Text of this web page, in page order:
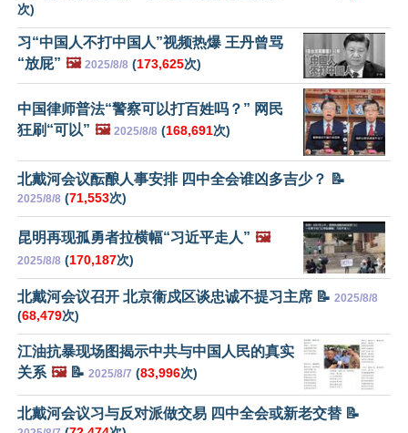
次)
习“中国人不打中国人”视频热爆 王丹曾骂
“放屁” 🖼️ 2025/8/8 (173,625次)
中国律师普法“警察可以打百姓吗？” 网民
狂刷“可以” 🖼️ 2025/8/8 (168,691次)
北戴河会议酝酿人事安排 四中全会谁凶多吉少？ 📝
2025/8/8 (71,553次)
昆明再现孤勇者拉横幅“习近平走人” 🖼️
2025/8/8 (170,187次)
北戴河会议召开 北京衞戍区谈忠诚不提习主席 📝 2025/8/8
(68,479次)
江油抗暴现场图揭示中共与中国人民的真实
关系 🖼️📝 2025/8/7 (83,996次)
北戴河会议习与反对派做交易 四中全会或新老交替 📝